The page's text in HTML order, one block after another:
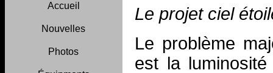
Accueil
Nouvelles
Photos
Le projet ciel
Le problème
est la